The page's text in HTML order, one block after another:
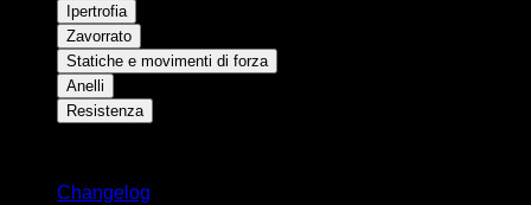
Ipertrofia
Zavorrato
Statiche e movimenti di forza
Anelli
Resistenza
Changelog